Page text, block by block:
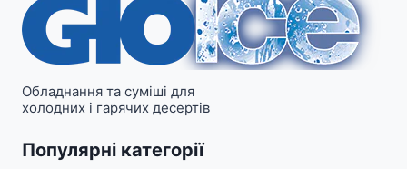
Обладнання та суміші для
холодних і гарячих десертів
Популярні категорії